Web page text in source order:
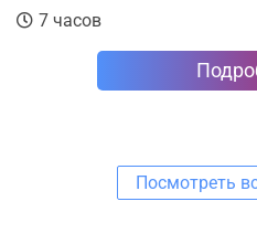
7 часов
Посмотреть